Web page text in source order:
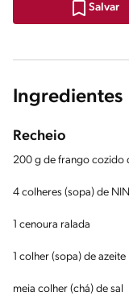
Salvar
Ingredientes
Recheio
200 g de frango cozido
4 colheres (sopa) de
1 cenoura ralada
1 colher (sopa) de azeite
meia colher (chá) de sal